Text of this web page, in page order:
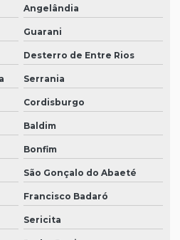
Angelândia
Guarani
Desterro de Entre Rios
Serrania
Cordisburgo
Baldim
Bonfim
São Gonçalo do Abaeté
Francisco Badaró
Sericita